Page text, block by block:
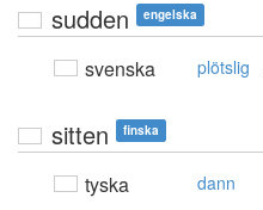
sudden engelska
svenska plötslig
sitten finska
tyska dann